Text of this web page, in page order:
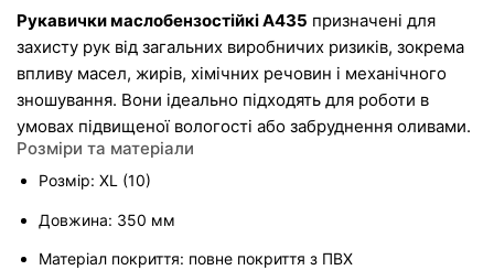
Рукавички маслобензостійкі A435 призначені для
захисту рук від загальних виробничих ризиків, зокрема
впливу масел, жирів, хімічних речовин і механічного
зношування. Вони ідеально підходять для роботи в
умовах підвищеної вологості або забруднення оливами.
Розміри та матеріали
Розмір: XL (10)
Довжина: 350 мм
Матеріал покриття: повне покриття з ПВХ